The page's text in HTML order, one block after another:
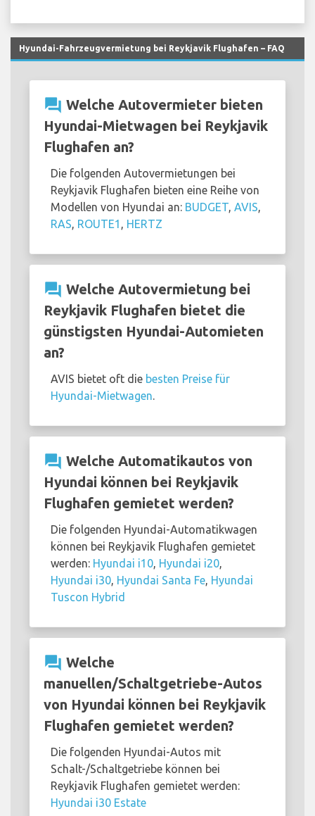
Hyundai-Fahrzeugvermietung bei Reykjavik Flughafen – FAQ
question_answer Welche Autovermieter bieten
Hyundai-Mietwagen bei Reykjavik
Flughafen an?
Die folgenden Autovermietungen bei
Reykjavik Flughafen bieten eine Reihe von
Modellen von Hyundai an: BUDGET AVIS
RAS ROUTE1 HERTZ
question_answer Welche Autovermietung bei
Reykjavik Flughafen bietet die
günstigsten Hyundai-Automieten
an?
AVIS bietet oft die besten Preise für
Hyundai-Mietwagen
question_answer Welche Automatikautos von
Hyundai können bei Reykjavik
Flughafen gemietet werden?
Die folgenden Hyundai-Automatikwagen
können bei Reykjavik Flughafen gemietet
werden: Hyundai i10 Hyundai i20
Hyundai i30 Hyundai Santa Fe Hyundai
Tuscon Hybrid
question_answer Welche
manuellen/Schaltgetriebe-Autos
von Hyundai können bei Reykjavik
Flughafen gemietet werden?
Die folgenden Hyundai-Autos mit
Schalt-/Schaltgetriebe können bei
Reykjavik Flughafen gemietet werden:
Hyundai i30 Estate